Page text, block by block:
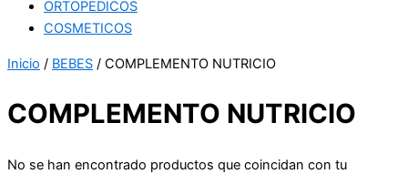
ORTOPEDICOS
COSMETICOS
Inicio / BEBES / COMPLEMENTO NUTRICIO
COMPLEMENTO NUTRICIO
No se han encontrado productos que coincidan con tu